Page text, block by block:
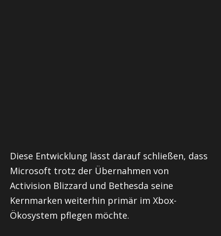
Diese Entwicklung lässt darauf schließen, dass
Microsoft trotz der Übernahmen von
Activision Blizzard und Bethesda seine
Kernmarken weiterhin primär im Xbox-
Ökosystem pflegen möchte.